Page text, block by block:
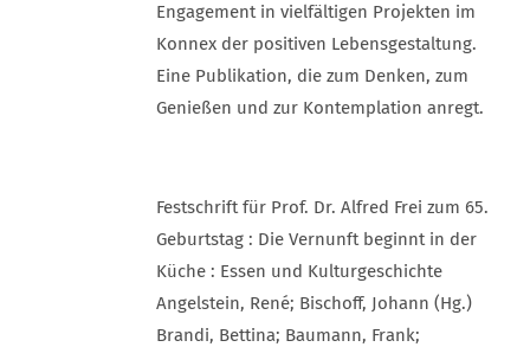
Engagement in vielfältigen Projekten im
Konnex der positiven Lebensgestaltung.
Eine Publikation, die zum Denken, zum
Genießen und zur Kontemplation anregt.
Festschrift für Prof. Dr. Alfred Frei zum 65.
Geburtstag : Die Vernunft beginnt in der
Küche : Essen und Kulturgeschichte
Angelstein, René; Bischoff, Johann (Hg.)
Brandi, Bettina; Baumann, Frank;